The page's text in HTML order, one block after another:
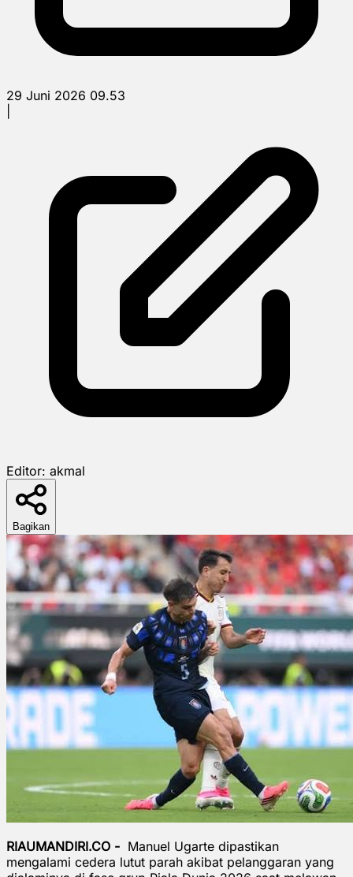
29 Juni 2026 09.53
Editor: akmal
Bagikan
RIAUMANDIRI.CO - Manuel Ugarte dipastikan
mengalami cedera lutut parah akibat pelanggaran yang